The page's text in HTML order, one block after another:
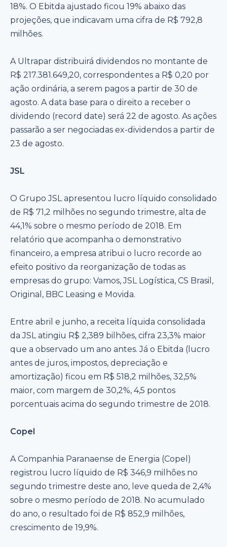
18%. O Ebitda ajustado ficou 19% abaixo das
projeções, que indicavam uma cifra de R$ 792,8
milhões.
A Ultrapar distribuirá dividendos no montante de
R$ 217.381.649,20, correspondentes a R$ 0,20 por
ação ordinária, a serem pagos a partir de 30 de
agosto. A data base para o direito a receber o
dividendo (record date) será 22 de agosto. As ações
passarão a ser negociadas ex-dividendos a partir de
23 de agosto.
JSL
O Grupo JSL apresentou lucro líquido consolidado
de R$ 71,2 milhões no segundo trimestre, alta de
44,1% sobre o mesmo período de 2018. Em
relatório que acompanha o demonstrativo
financeiro, a empresa atribui o lucro recorde ao
efeito positivo da reorganização de todas as
empresas do grupo: Vamos, JSL Logística, CS Brasil,
Original, BBC Leasing e Movida.
Entre abril e junho, a receita líquida consolidada
da JSL atingiu R$ 2,389 bilhões, cifra 23,3% maior
que a observado um ano antes. Já o Ebitda (lucro
antes de juros, impostos, depreciação e
amortização) ficou em R$ 518,2 milhões, 32,5%
maior, com margem de 30,2%, 4,5 pontos
porcentuais acima do segundo trimestre de 2018.
Copel
A Companhia Paranaense de Energia (Copel)
registrou lucro líquido de R$ 346,9 milhões no
segundo trimestre deste ano, leve queda de 2,4%
sobre o mesmo período de 2018. No acumulado
do ano, o resultado foi de R$ 852,9 milhões,
crescimento de 19,9%.